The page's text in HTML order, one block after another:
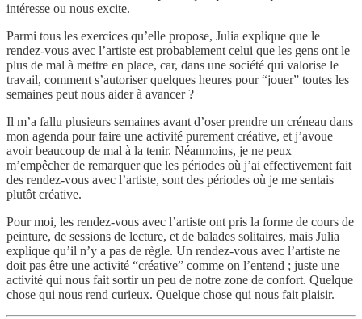
intéresse ou nous excite.
Parmi tous les exercices qu’elle propose, Julia explique que le
rendez-vous avec l’artiste est probablement celui que les gens ont le
plus de mal à mettre en place, car, dans une société qui valorise le
travail, comment s’autoriser quelques heures pour “jouer” toutes les
semaines peut nous aider à avancer ?
Il m’a fallu plusieurs semaines avant d’oser prendre un créneau dans
mon agenda pour faire une activité purement créative, et j’avoue
avoir beaucoup de mal à la tenir. Néanmoins, je ne peux
m’empêcher de remarquer que les périodes où j’ai effectivement fait
des rendez-vous avec l’artiste, sont des périodes où je me sentais
plutôt créative.
Pour moi, les rendez-vous avec l’artiste ont pris la forme de cours de
peinture, de sessions de lecture, et de balades solitaires, mais Julia
explique qu’il n’y a pas de règle. Un rendez-vous avec l’artiste ne
doit pas être une activité “créative” comme on l’entend ; juste une
activité qui nous fait sortir un peu de notre zone de confort. Quelque
chose qui nous rend curieux. Quelque chose qui nous fait plaisir.